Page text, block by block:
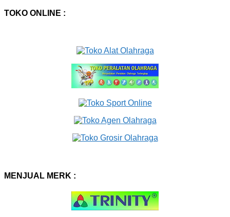
TOKO ONLINE :
MENJUAL MERK :